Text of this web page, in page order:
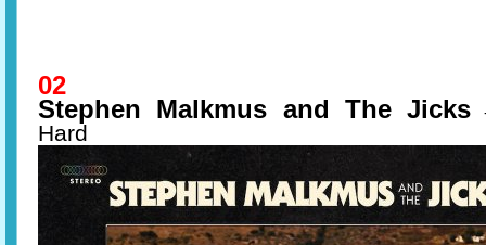
02
Stephen Malkmus and The Jicks
Hard